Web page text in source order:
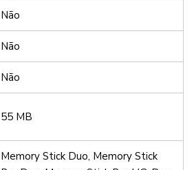
Não
Não
Não
55 MB
Memory Stick Duo, Memory Stick